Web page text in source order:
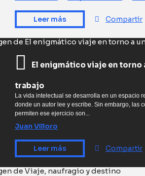
Leer más Compartir
El enigmático viaje en torno
trabajo
La vida intelectual se desarrolla en un espacio
donde un autor lee y escribe. Sin embargo, las
permiten ese ejercicio son...
Juan Villoro
Leer más Compartir